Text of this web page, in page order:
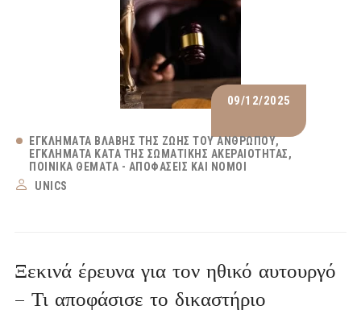
09/12/2025
ΕΓΚΛΉΜΑΤΑ ΒΛΆΒΗΣ ΤΗΣ ΖΩΉΣ ΤΟΥ ΑΝΘΡΏΠΟΥ
ΕΓΚΛΉΜΑΤΑ ΚΑΤΆ ΤΗΣ ΣΩΜΑΤΙΚΉΣ ΑΚΕΡΑΙΌΤΗΤΑΣ
ΠΟΙΝΙΚΆ ΘΈΜΑΤΑ - ΑΠΟΦΆΣΕΙΣ ΚΑΙ ΝΌΜΟΙ
UNICS
Ξεκινά έρευνα για τον ηθικό αυτουργό
– Τι αποφάσισε το δικαστήριο